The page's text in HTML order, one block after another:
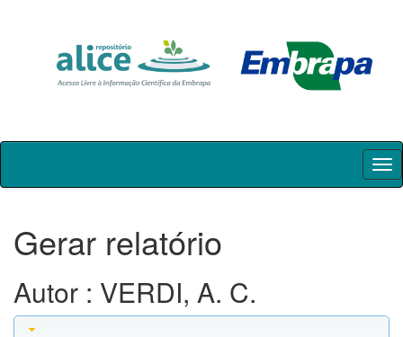
Skip
Gerar relatório
Autor : VERDI, A. C.